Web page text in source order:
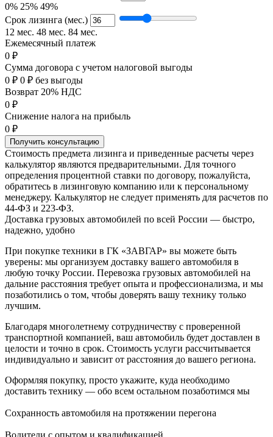
0% 25% 49%
Срок лизинга (мес.)
12 мес. 48 мес. 84 мес.
Ежемесячный платеж
0 ₽
Сумма договора с учетом налоговой выгоды
0 ₽ 0 ₽ без выгоды
Возврат 20% НДС
0 ₽
Снижение налога на прибыль
0 ₽
Получить консультацию
Стоимость предмета лизинга и приведенные расчеты через
калькулятор являются предварительными. Для точного
определения процентной ставки по договору, пожалуйста,
обратитесь в лизинговую компанию или к персональному
менеджеру. Калькулятор не следует применять для расчетов по
44-ФЗ и 223-ФЗ.
Доставка грузовых автомобилей по всей России — быстро,
надежно, удобно
При покупке техники в ГК «ЗАВГАР» вы можете быть
уверены: мы организуем доставку вашего автомобиля в
любую точку России. Перевозка грузовых автомобилей на
дальние расстояния требует опыта и профессионализма, и мы
позаботились о том, чтобы доверять вашу технику только
лучшим.
Благодаря многолетнему сотрудничеству с проверенной
транспортной компанией, ваш автомобиль будет доставлен в
целости и точно в срок. Стоимость услуги рассчитывается
индивидуально и зависит от расстояния до вашего региона.
Оформляя покупку, просто укажите, куда необходимо
доставить технику — обо всем остальном позаботимся мы
Сохранность автомобиля на протяжении перегона
Водители с опытом и квалификацией